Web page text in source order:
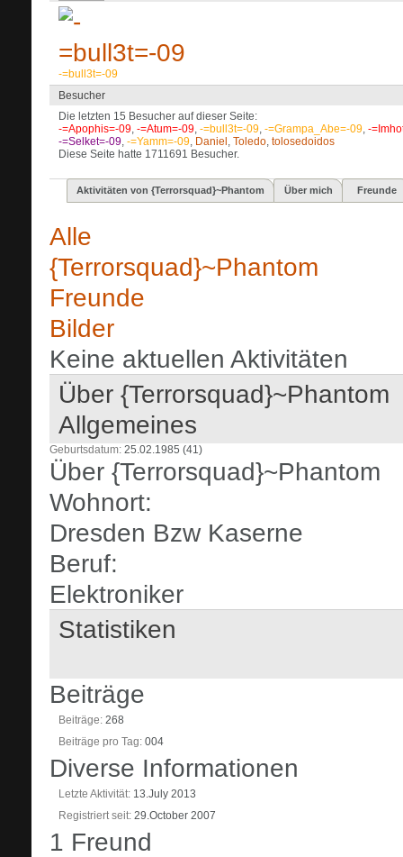
-=bull3t=-09
Besucher
Die letzten 15 Besucher auf dieser Seite:
-=Apophis=-09, -=Atum=-09, -=bull3t=-09, -=Grampa_Abe=-09, -
-=Selket=-09, -=Yamm=-09, Daniel , Toledo, tolosedoidos
Diese Seite hatte 1711691 Besucher.
Aktivitäten von {Terrorsquad}~Phantom Über mich Freunde
Alle
{Terrorsquad}~Phantom
Freunde
Bilder
Keine aktuellen Aktivitäten
Über {Terrorsquad}~Phantom
Allgemeines
Geburtsdatum 25.02.1985 (41)
Über {Terrorsquad}~Phantom
Wohnort:
Dresden Bzw Kaserne
Beruf:
Elektroniker
Statistiken
Beiträge
Beiträge 268
Beiträge pro Tag 004
Diverse Informationen
Letzte Aktivität 13.July 2013
Registriert seit 29.October 2007
1 Freund